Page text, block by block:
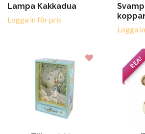
Lampa Kakkadua
Logga in för pris
koppar
Logga
REA!